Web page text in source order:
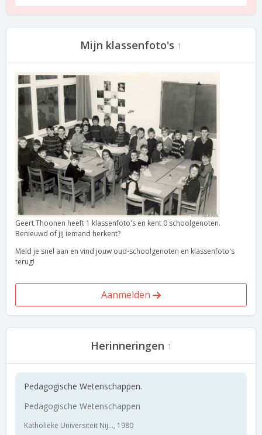
Mijn klassenfoto's 1
Geert Thoonen heeft 1 klassenfoto's en kent 0 schoolgenoten.
Benieuwd of jij iemand herkent?
Meld je snel aan en vind jouw oud-schoolgenoten en klassenfoto's
terug!
Aanmelden
Herinneringen 1
Pedagogische Wetenschappen.
Pedagogische Wetenschappen
Katholieke Universiteit Nij..., 1980